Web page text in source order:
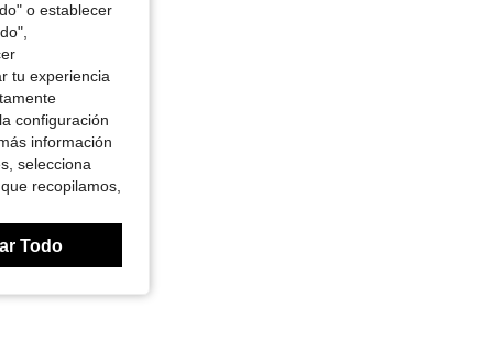
o establecer
tu experiencia
configuración
información
selecciona
recopilamos,
Todo